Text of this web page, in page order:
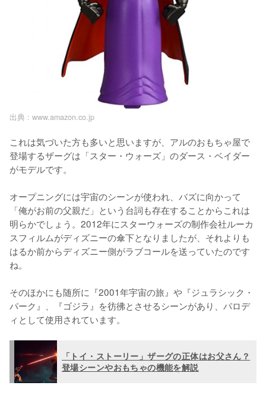
出典 : www.amazon.co.jp
これは気づいた方も多いと思いますが、アルのおもちゃ屋で
登場するザーグは「スター・ウォーズ」のダース・ベイダー
がモデルです。
オープニングには宇宙のシーンが使われ、バズに向かって
「俺がお前の父親だ」という台詞も存在することからこれは
明らかでしょう。2012年にスターウォーズの制作会社ルーカ
スフィルムがディズニーの傘下となりましたが、それよりも
はるか前からディズニー側がラブコールを送っていたのです
ね。
そのほかにも随所に『2001年宇宙の旅』や『ジュラシック・
パーク』、『ゴジラ』を彷彿とさせるシーンがあり、パロデ
ィとして使用されています。
「トイ・ストーリー」ザーグの正体はお父さん？
登場シーンやおもちゃの機能を解説